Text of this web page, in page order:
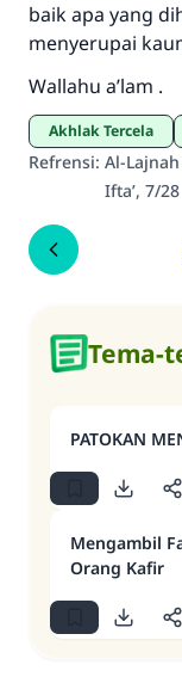
baik apa yang
menyerupai
Wallahu a’lam .
Akhlak Tercela
Refrensi: Al-
Ifta’, 7/28
Tema-
PATOKAN
Mengambil
Orang Kafir